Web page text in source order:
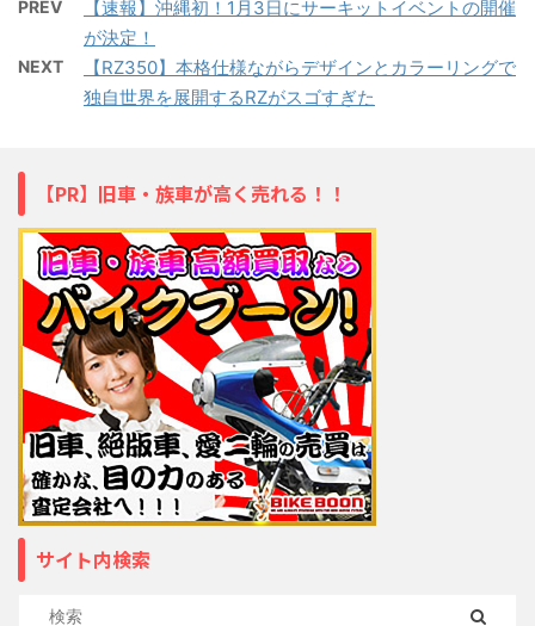
PREV
【速報】沖縄初！1月3日にサーキットイベントの開催
が決定！
NEXT
【RZ350】本格仕様ながらデザインとカラーリングで
独自世界を展開するRZがスゴすぎた
【PR】旧車・族車が高く売れる！！
サイト内検索